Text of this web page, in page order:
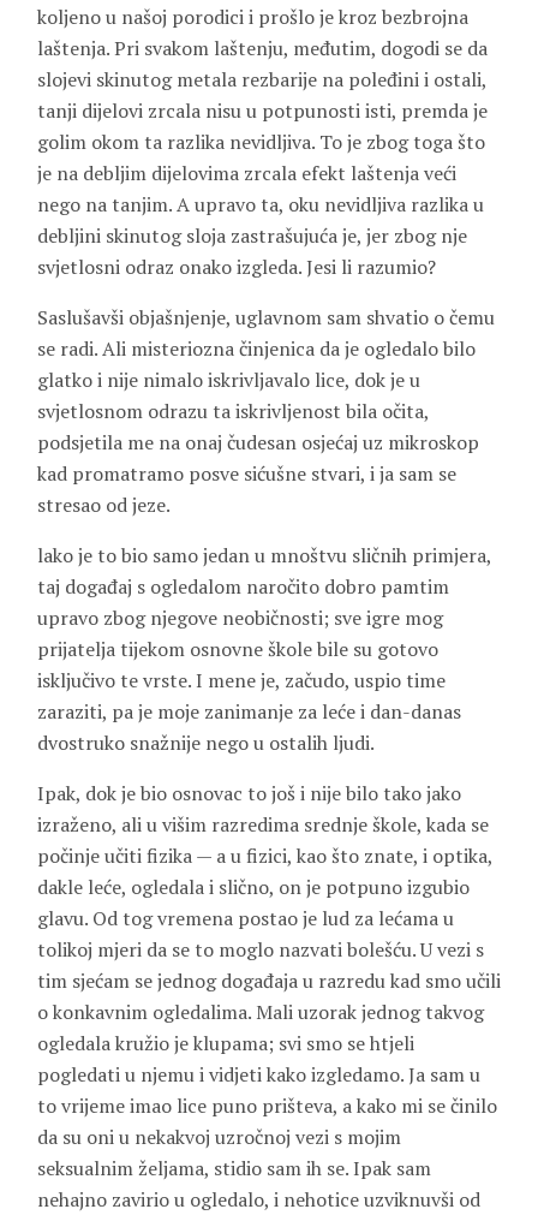
koljeno u našoj porodici i prošlo je kroz bezbrojna
laštenja. Pri svakom laštenju, međutim, dogodi se da
slojevi skinutog metala rezbarije na poleđini i ostali,
tanji dijelovi zrcala nisu u potpunosti isti, premda je
golim okom ta razlika nevidljiva. To je zbog toga što
je na debljim dijelovima zrcala efekt laštenja veći
nego na tanjim. A upravo ta, oku nevidljiva razlika u
debljini skinutog sloja zastrašujuća je, jer zbog nje
svjetlosni odraz onako izgleda. Jesi li razumio?
Saslušavši objašnjenje, uglavnom sam shvatio o čemu
se radi. Ali misteriozna činjenica da je ogledalo bilo
glatko i nije nimalo iskrivljavalo lice, dok je u
svjetlosnom odrazu ta iskrivljenost bila očita,
podsjetila me na onaj čudesan osjećaj uz mikroskop
kad promatramo posve sićušne stvari, i ja sam se
stresao od jeze.
lako je to bio samo jedan u mnoštvu sličnih primjera,
taj događaj s ogledalom naročito dobro pamtim
upravo zbog njegove neobičnosti; sve igre mog
prijatelja tijekom osnovne škole bile su gotovo
isključivo te vrste. I mene je, začudo, uspio time
zaraziti, pa je moje zanimanje za leće i dan-danas
dvostruko snažnije nego u ostalih ljudi.
Ipak, dok je bio osnovac to još i nije bilo tako jako
izraženo, ali u višim razredima srednje škole, kada se
počinje učiti fizika — a u fizici, kao što znate, i optika,
dakle leće, ogledala i slično, on je potpuno izgubio
glavu. Od tog vremena postao je lud za lećama u
tolikoj mjeri da se to moglo nazvati bolešću. U vezi s
tim sjećam se jednog događaja u razredu kad smo učili
o konkavnim ogledalima. Mali uzorak jednog takvog
ogledala kružio je klupama; svi smo se htjeli
pogledati u njemu i vidjeti kako izgledamo. Ja sam u
to vrijeme imao lice puno prišteva, a kako mi se činilo
da su oni u nekakvoj uzročnoj vezi s mojim
seksualnim željama, stidio sam ih se. Ipak sam
nehajno zavirio u ogledalo, i nehotice uzviknuvši od